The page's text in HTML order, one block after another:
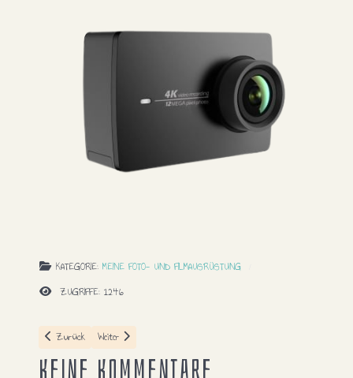
KATEGORIE: MEINE FOTO- UND FILMAUSRÜSTUNG
ZUGRIFFE: 1246
Vorheriger Beitrag: Canon - EOS 5D Mark II
Zurück Nächster Beitrag: Yongnuo - Speedlite YN685
Weiter
Keine Kommentare